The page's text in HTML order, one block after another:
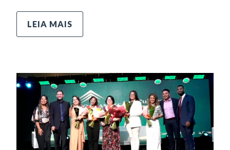
LEIA MAIS